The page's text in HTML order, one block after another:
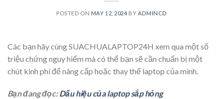
POSTED ON MAY 12, 2024 BY ADMINCD
Các bạn hãy cùng SUACHUALAPTOP24H xem qua một số
triệu chứng nguy hiểm mà có thể bạn sẽ cần chuẩn bị một
chút kinh phí để nâng cấp hoặc thay thế laptop của mình.
Bạn đang đọc:Dấu hiệu của laptop sắp hỏng